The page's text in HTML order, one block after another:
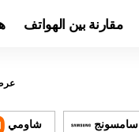
مقارنة بين الهواتف
سامسونج شاومي